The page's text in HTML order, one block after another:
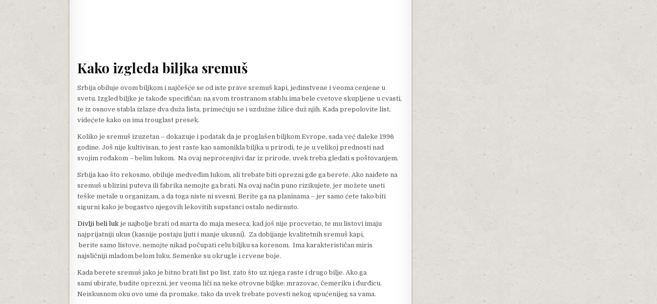
Kako izgleda biljka sremuš
Srbija obiluje ovom biljkom i najčešće se od iste prave sremuš kapi, jedinstvene i veoma cenjene u
svetu. Izgled biljke je takođe specifičan: na svom trostranom stablu ima bele cvetove skupljene u cvasti,
te iz osnove stabla izlaze dva duža lista, primećuju se i uzdužne žilice duž njih. Kada prepolovite list,
videćete kako on ima trouglast presek.
Koliko je sremuš izuzetan – dokazuje i podatak da je proglašen biljkom Evrope, sada već daleke 1996
godine. Još nije kultivisan, to jest raste kao samonikla biljka u prirodi, te je u velikoj prednosti nad
svojim rođakom – belim lukom. Na ovaj neprocenjivi dar iz prirode, uvek treba gledati s poštovanjem.
Srbija kao što rekosmo, obiluje medveđim lukom, ali trebate biti oprezni gde ga berete. Ako naiđete na
sremuš u blizini puteva ili fabrika nemojte ga brati. Na ovaj način puno rizikujete, jer možete uneti
teške metale u organizam, a da toga niste ni svesni. Berite ga na planinama – jer samo ćete tako biti
sigurni kako je bogastvo njegovih lekovitih supstanci ostalo nedirnuto.
Divlji beli luk je najbolje brati od marta do maja meseca, kad još nije procvetao, te mu listovi imaju
najprijatniji ukus (kasnije postaju ljuti i manje ukusni). Za dobijanje kvalitetnih sremuš kapi,
berite samo listove, nemojte nikad počupati celu biljku sa korenom. Ima karakterističan miris
najsličniji mladom belom luku. Semenke su okrugle i crvene boje.
Kada berete sremuš jako je bitno brati list po list, zato što uz njega raste i drugo bilje. Ako ga
sami ubirate, budite oprezni, jer veoma liči na neke otrovne biljke: mrazovac, čemeriku i đurđicu.
Neiskusnom oku ovo ume da promake, tako da uvek trebate povesti nekog upućenijeg sa vama.